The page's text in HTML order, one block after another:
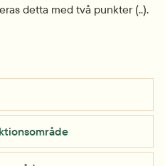
detta med två punkter (..).